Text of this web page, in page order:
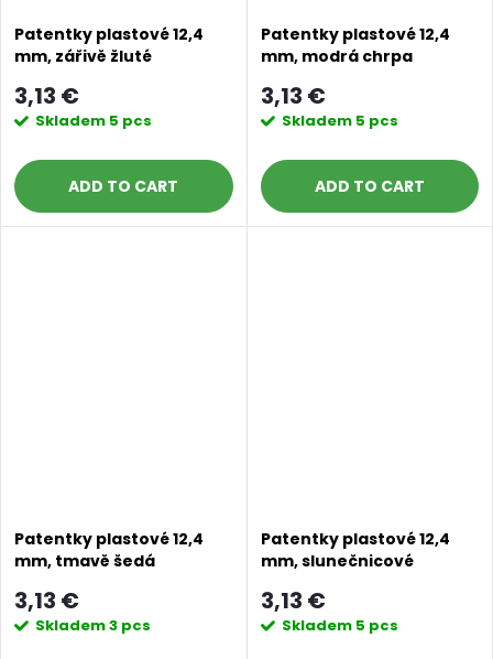
Patentky plastové 12,4
mm, zářivě žluté
3,13 €
Skladem 5 pcs
ADD TO CART
Patentky plastové 12,4
mm, modrá chrpa
3,13 €
Skladem 5 pcs
ADD TO CART
Patentky plastové 12,4
mm, tmavě šedá
3,13 €
Skladem3 pcs
Patentky plastové 12,4
mm, slunečnicové
3,13 €
Skladem 5 pcs